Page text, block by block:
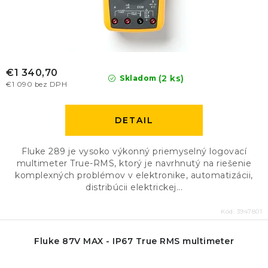
Skladom (2 ks)
€1 090 bez DPH
€1 340,70
DETAIL
Fluke 289 je vysoko výkonný priemyselný logovací
multimeter True-RMS, ktorý je navrhnutý na riešenie
komplexných problémov v elektronike, automatizácii,
distribúcii elektrickej...
Kód: 3947801
Fluke 87V MAX - IP67 True RMS multimeter